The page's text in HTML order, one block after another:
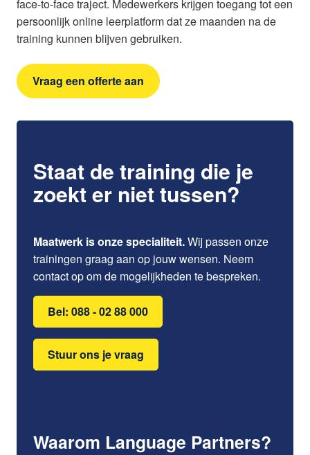
face-to-face traject. Medewerkers krijgen toegang tot een
persoonlijk online leerplatform dat ze maanden na de
training kunnen blijven gebruiken.
Vraag een offerte aan
Staat de training die je
zoekt er niet tussen?
Maatwerk is onze specialiteit.Wij passen onze
trainingen graag aan op jouw wensen. Neem
contact op om de mogelijkheden te bespreken.
Bel: 088 - 02 88 000
Stuur ons je vraag
Waarom Language Partners?